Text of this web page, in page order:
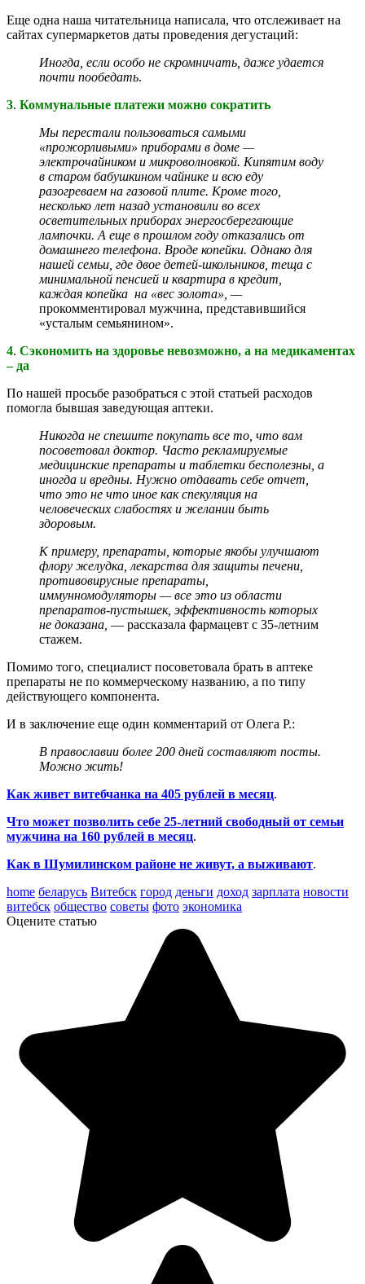
Еще одна наша читательница написала, что отслеживает на
сайтах супермаркетов даты проведения дегустаций:
Иногда, если особо не скромничать, даже удается
почти пообедать.
3. Коммунальные платежи можно сократить
Мы перестали пользоваться самыми
«прожорливыми» приборами в доме —
электрочайником и микроволновкой. Кипятим воду
в старом бабушкином чайнике и всю еду
разогреваем на газовой плите. Кроме того,
несколько лет назад установили во всех
осветительных приборах энергосберегающие
лампочки. А еще в прошлом году отказались от
домашнего телефона. Вроде копейки. Однако для
нашей семьи, где двое детей-школьников, теща с
минимальной пенсией и квартира в кредит,
каждая копейка на «вес золота», —
прокомментировал мужчина, представившийся
«усталым семьянином».
4. Сэкономить на здоровье невозможно, а на медикаментах
– да
По нашей просьбе разобраться с этой статьей расходов
помогла бывшая заведующая аптеки.
Никогда не спешите покупать все то, что вам
посоветовал доктор. Часто рекламируемые
медицинские препараты и таблетки бесполезны, а
иногда и вредны. Нужно отдавать себе отчет,
что это не что иное как спекуляция на
человеческих слабостях и желании быть
здоровым.
К примеру, препараты, которые якобы улучшают
флору желудка, лекарства для защиты печени,
противовирусные препараты,
иммунномодуляторы — все это из области
препаратов-пустышек, эффективность которых
не доказана, — рассказала фармацевт с 35-летним
стажем.
Помимо того, специалист посоветовала брать в аптеке
препараты не по коммерческому названию, а по типу
действующего компонента.
И в заключение еще один комментарий от Олега Р.:
В православии более 200 дней составляют посты.
Можно жить!
Как живет витебчанка на 405 рублей в месяц.
Что может позволить себе 25-летний свободный от семьи
мужчина на 160 рублей в месяц.
Как в Шумилинском районе не живут, а выживают.
home беларусь Витебск город деньги доход зарплата новости
витебск общество советы фото экономика
Оцените статью